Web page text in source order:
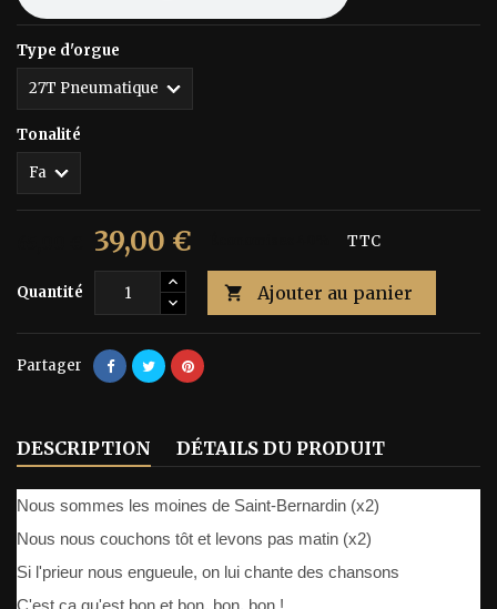
Type d'orgue
Tonalité
39,00 € TTC
Quantité  Ajouter au panier
Partager
DESCRIPTION DÉTAILS DU PRODUIT
Nous sommes les moines de Saint-Bernardin (x2)
Nous nous couchons tôt et levons pas matin (x2)
Si l'prieur nous engueule, on lui chante des chansons